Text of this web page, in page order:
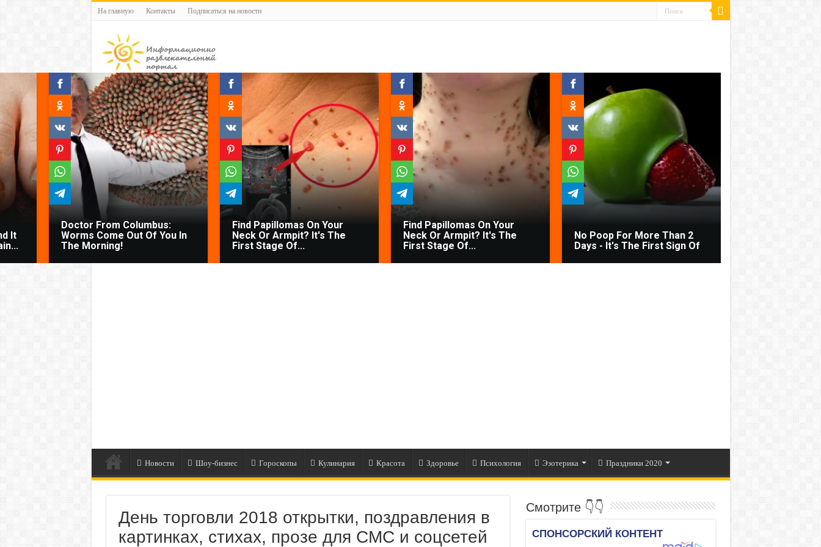
На главную Контакты Подписаться на новости
It
Doctor From Columbus:
Worms Come Out Of You In
The Morning!
Find Papillomas On Your
Neck Or Armpit? It's The
First Stage Of...
Find Papillomas On Your
Neck Or Armpit? It's The
First Stage Of...
No Poop For More Than 2
Days - It's The First Sign Of
Новости Шоу-бизнес Гороскопы Кулинария Красота Здоровье Психология Эзотерика Праздники 2020
День торговли 2018 открытки, поздравления в
картинках, стихах, прозе для СМС и соцсетей
Смотрите 👇👇